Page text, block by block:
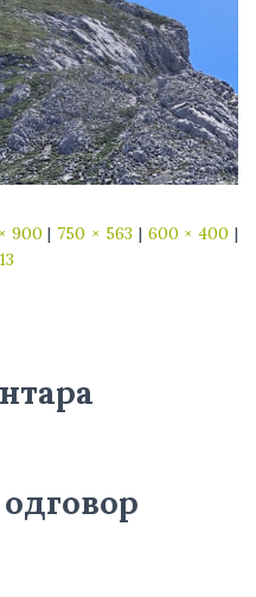
900 | 750 × 563 | 600 × 400 |